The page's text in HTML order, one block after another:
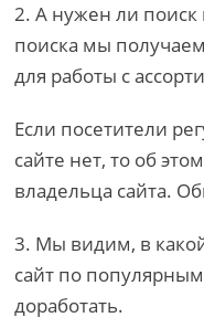
2. А нужен ли
поиска мы
для работы с
Если посетители
сайте нет, то об
владельца сайта.
3. Мы видим, в
сайт по
доработать.